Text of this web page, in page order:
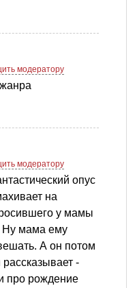
модератору
модератору
опус
на
у мамы
Ну мама ему
А он потом
-
про рождение